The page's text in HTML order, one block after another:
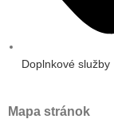
Doplnkové služby
Mapa stránok